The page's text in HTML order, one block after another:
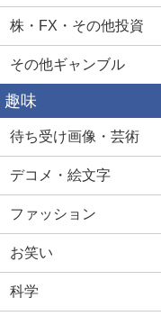
株・FX・その他投資
その他ギャンブル
趣味
待ち受け画像・芸術
デコメ・絵文字
ファッション
お笑い
科学